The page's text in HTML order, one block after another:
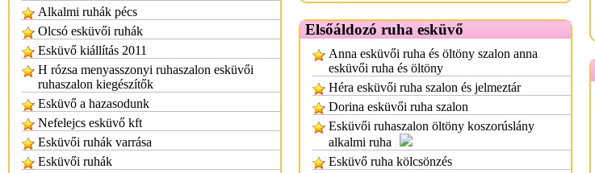
Alkalmi ruhák pécs
Olcsó esküvői ruhák
Esküvő kiállítás 2011
H rózsa menyasszonyi ruhaszalon esküvői
ruhaszalon kiegészítők
Esküvő a hazasodunk
Nefelejcs esküvő kft
Esküvői ruhák varrása
Esküvői ruhák
Elsőáldozó ruha esküvő
Anna esküvői ruha és öltöny szalon anna
esküvői ruha és öltöny
Héra esküvői ruha szalon és jelmeztár
Dorina esküvői ruha szalon
Esküvői ruhaszalon öltöny koszorúslány
alkalmi ruha
Esküvő ruha kölcsönzés